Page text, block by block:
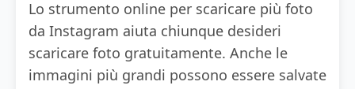
Lo strumento online per scaricare più foto
da Instagram aiuta chiunque desideri
scaricare foto gratuitamente. Anche le
immagini più grandi possono essere salvate